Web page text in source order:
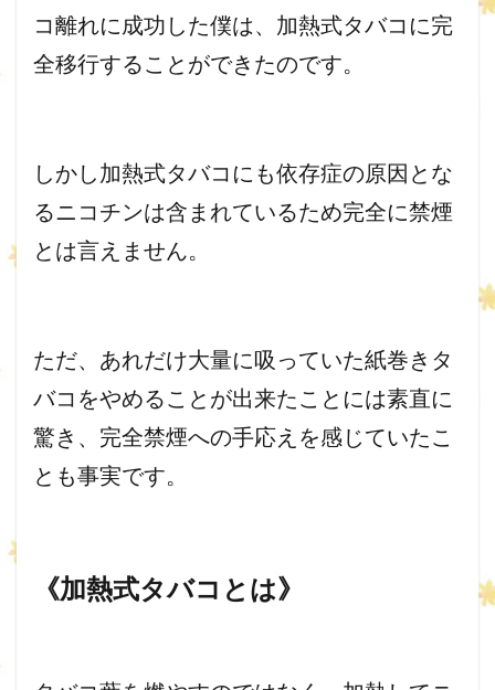
コ離れに成功した僕は、 加熱式タバコに完
全移行することができたのです。
しかし加熱式タバコにも依存症の原因とな
るニコチンは含まれているため完全に禁煙
とは言えません。
ただ、 あれだけ大量に吸っていた紙巻きタ
バコをやめることが出来たこと には素直に
驚き、 完全禁煙への手応えを感じていたこ
とも事実です。
《加熱式タバコとは》